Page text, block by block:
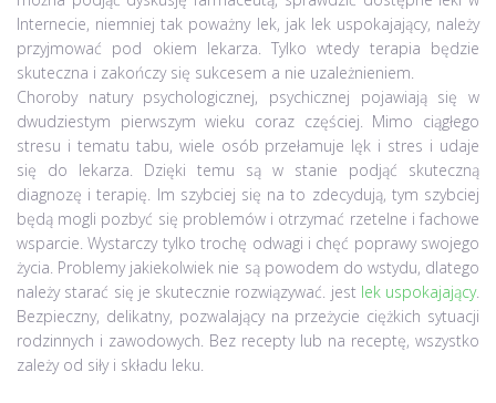
Internecie, niemniej tak poważny lek, jak lek uspokajający, należy
przyjmować pod okiem lekarza. Tylko wtedy terapia będzie
skuteczna i zakończy się sukcesem a nie uzależnieniem.
Choroby natury psychologicznej, psychicznej pojawiają się w
dwudziestym pierwszym wieku coraz częściej. Mimo ciągłego
stresu i tematu tabu, wiele osób przełamuje lęk i stres i udaje
się do lekarza. Dzięki temu są w stanie podjąć skuteczną
diagnozę i terapię. Im szybciej się na to zdecydują, tym szybciej
będą mogli pozbyć się problemów i otrzymać rzetelne i fachowe
wsparcie. Wystarczy tylko trochę odwagi i chęć poprawy swojego
życia. Problemy jakiekolwiek nie są powodem do wstydu, dlatego
należy starać się je skutecznie rozwiązywać. jest lek uspokajający.
Bezpieczny, delikatny, pozwalający na przeżycie ciężkich sytuacji
rodzinnych i zawodowych. Bez recepty lub na receptę, wszystko
zależy od siły i składu leku.